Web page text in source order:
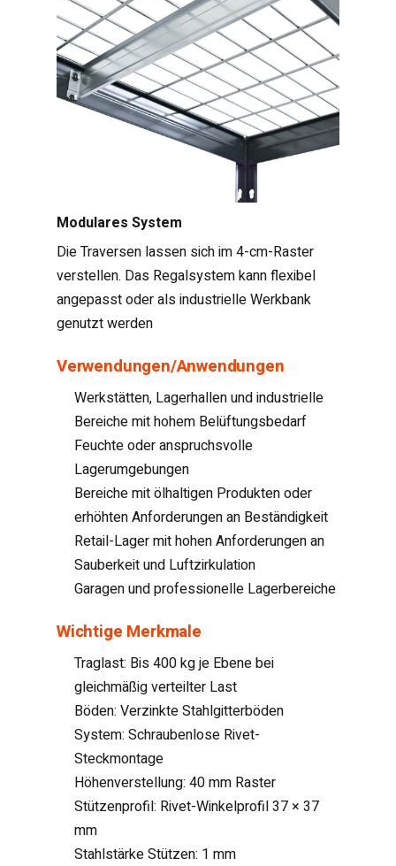
Modulares System
Die Traversen lassen sich im 4-cm-Raster
verstellen. Das Regalsystem kann flexibel
angepasst oder als industrielle Werkbank
genutzt werden
Verwendungen/Anwendungen
Werkstätten, Lagerhallen und industrielle
Bereiche mit hohem Belüftungsbedarf
Feuchte oder anspruchsvolle
Lagerumgebungen
Bereiche mit ölhaltigen Produkten oder
erhöhten Anforderungen an Beständigkeit
Retail-Lager mit hohen Anforderungen an
Sauberkeit und Luftzirkulation
Garagen und professionelle Lagerbereiche
Wichtige Merkmale
Traglast: Bis 400 kg je Ebene bei
gleichmäßig verteilter Last
Böden: Verzinkte Stahlgitterböden
System: Schraubenlose Rivet-
Steckmontage
Höhenverstellung: 40 mm Raster
Stützenprofil: Rivet-Winkelprofil 37 × 37
mm
Stahlstärke Stützen: 1 mm